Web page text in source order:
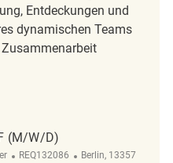
Entdeckungen und
dynamischen Teams
w/d) REQ136880
(M/W/D)
ReqId
REQ132086 Ort
Berlin, 13357